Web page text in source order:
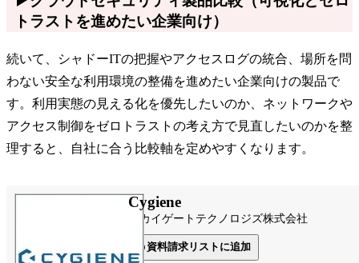
トラストを進めたい企業向け）
続いて、シャドーITの把握やアクセスログの統合、場所を問
わない安全な利用環境の整備を進めたい企業向けの製品で
す。利用実態の見える化を優先したいのか、ネットワークや
アクセス制御をゼロトラストの考え方で見直したいのかを整
理すると、自社に合う比較軸を定めやすくなります。
Cygiene
スカイゲートテクノロジズ株式会社
資料請求リストに追加